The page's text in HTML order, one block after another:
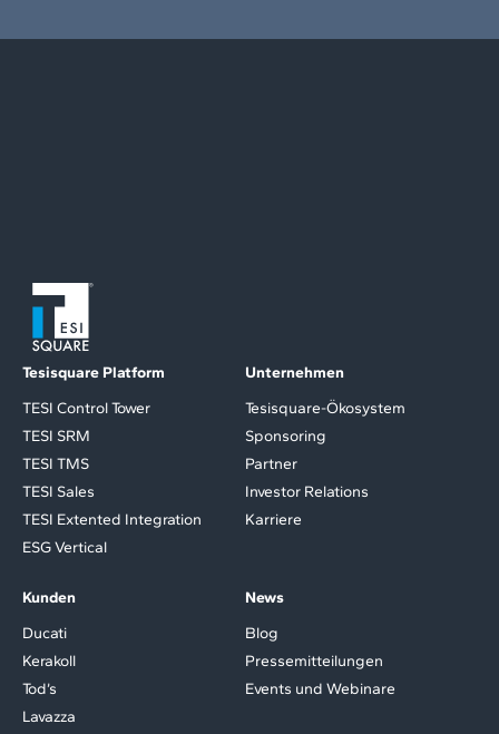
Tesisquare Platform
TESI Control Tower
TESI SRM
TESI TMS
TESI Sales
TESI Extented Integration
ESG Vertical
Unternehmen
Tesisquare-Ökosystem
Sponsoring
Partner
Investor Relations
Karriere
Kunden
Ducati
Kerakoll
Tod’s
Lavazza
News
Blog
Pressemitteilungen
Events und Webinare